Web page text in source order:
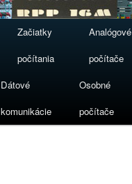
Začiatky
počítania
Analógové
počítače
Dátové
komunikácie
Osobné
počítače